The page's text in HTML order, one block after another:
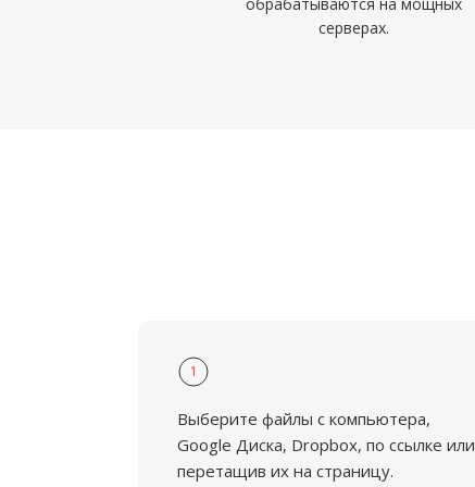
серверах.
1
Выберите файлы с компьютера,
Google Диска, Dropbox, по ссылке или
перетащив их на страницу.